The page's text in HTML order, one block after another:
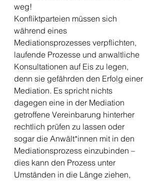
weg!
Konfliktparteien müssen sich
während eines
Mediationsprozesses verpflichten,
laufende Prozesse und anwaltliche
Konsultationen auf Eis zu legen,
denn sie gefährden den Erfolg einer
Mediation. Es spricht nichts
dagegen eine in der Mediation
getroffene Vereinbarung hinterher
rechtlich prüfen zu lassen oder
sogar die Anwält*innen mit in den
Mediationsprozess einzubinden –
dies kann den Prozess unter
Umständen in die Länge ziehen,